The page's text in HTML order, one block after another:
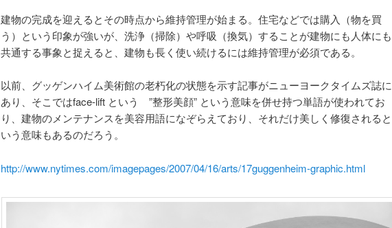
建物の完成を迎えるとその時点から維持管理が始まる。住宅などでは購入（物を買
う）という印象が強いが、洗浄（掃除）や呼吸（換気）することが建物にも人体にも
共通する事象と捉えると、建物も長く使い続けるには維持管理が必須である。
以前、グッゲンハイム美術館の老朽化の状態を示す記事がニューヨークタイムズ誌に
あり、そこではface-lift という ”整形美顔” という意味を併せ持つ単語が使われてお
り、建物のメンテナンスを美容用語になぞらえており、それだけ美しく修復されると
いう意味もあるのだろう。
http://www.nytimes.com/imagepages/2007/04/16/arts/17guggenheim-graphic.html